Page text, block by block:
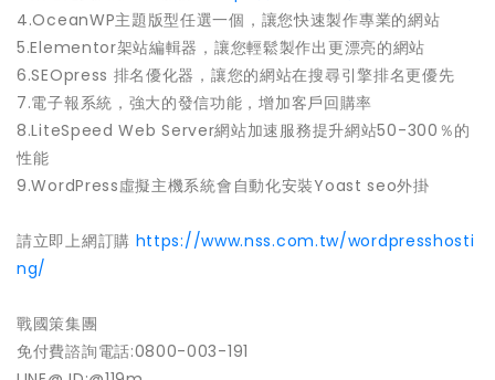
4.OceanWP主題版型任選一個，讓您快速製作專業的網站
5.Elementor架站編輯器，讓您輕鬆製作出更漂亮的網站
6.SEOpress 排名優化器，讓您的網站在搜尋引擎排名更優先
7.電子報系統，強大的發信功能，增加客戶回購率
8.LiteSpeed Web Server網站加速服務提升網站50-300％的
性能
9.WordPress虛擬主機系統會自動化安裝Yoast seo外掛
請立即上網訂購 https://www.nss.com.tw/wordpresshosti
ng/
戰國策集團
免付費諮詢電話:0800-003-191